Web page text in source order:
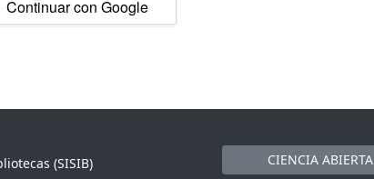
Continuar con Google
(SISIB)
CIENCIA ABIERTA